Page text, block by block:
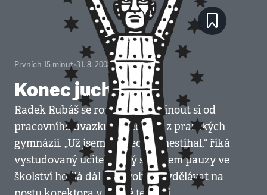
Prvních 15 minut•31. 8. 2008•4minuty
Konec juchání
Radek Rubáš se rozhodl odpočinout si od
pracovního úvazku na jednom z pražských
gymnázií. „Už jsem to všechno nestíhal,“ říká
vystudovaný učitel, který si během pauzy ve
školství hodlá dál na živobytí vydělávat na